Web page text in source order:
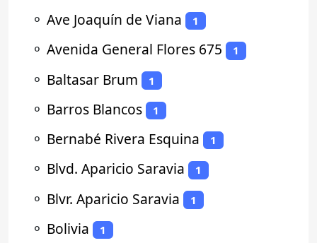
⚬ Ave Joaquín de Viana 1
⚬ Avenida General Flores 675 1
⚬ Baltasar Brum 1
⚬ Barros Blancos 1
⚬ Bernabé Rivera Esquina 1
⚬ Blvd. Aparicio Saravia 1
⚬ Blvr. Aparicio Saravia 1
⚬ Bolivia 1